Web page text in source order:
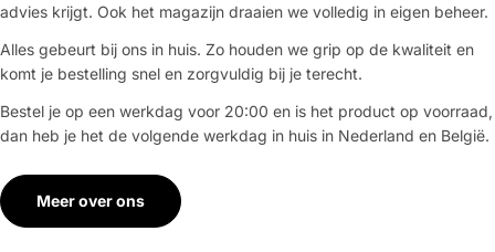
advies krijgt. Ook het magazijn draaien we volledig in eigen beheer.
Alles gebeurt bij ons in huis. Zo houden we grip op de kwaliteit en
komt je bestelling snel en zorgvuldig bij je terecht.
Bestel je op een werkdag voor 20:00 en is het product op voorraad,
dan heb je het de volgende werkdag in huis in Nederland en België.
Meer over ons